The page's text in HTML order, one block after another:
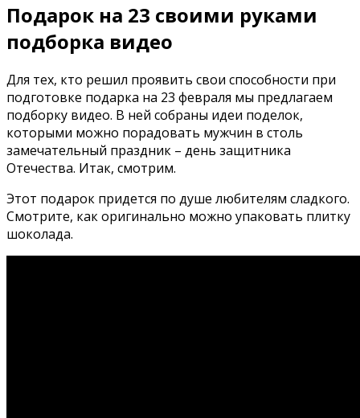
Подарок на 23 своими руками
подборка видео
Для тех, кто решил проявить свои способности при
подготовке подарка на 23 февраля мы предлагаем
подборку видео. В ней собраны идеи поделок,
которыми можно порадовать мужчин в столь
замечательный праздник – день защитника
Отечества. Итак, смотрим.
Этот подарок придется по душе любителям сладкого.
Смотрите, как оригинально можно упаковать плитку
шоколада.